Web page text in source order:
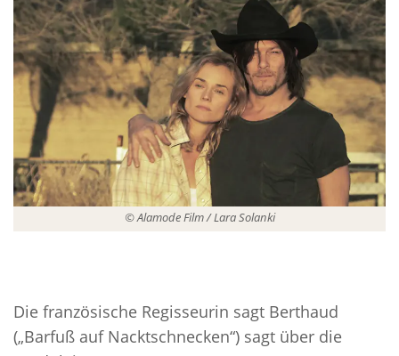
© Alamode Film / Lara Solanki
Die französische Regisseurin sagt Berthaud
(„Barfuß auf Nacktschnecken“) sagt über die